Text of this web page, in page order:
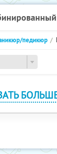
педикюр